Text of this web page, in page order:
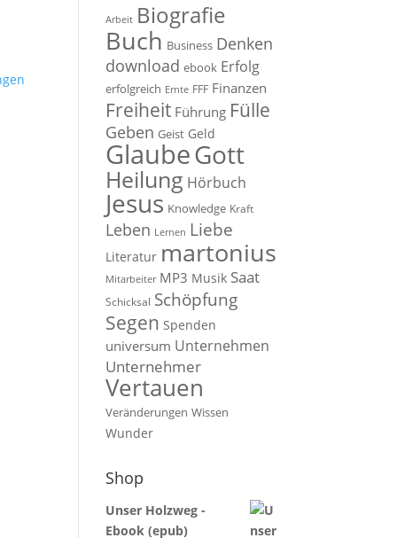
Arbeit Biografie
Buch Business Denken
download ebook Erfolg
erfolgreich Ernte FFF Finanzen
Freiheit Führung Fülle
Geben Geist Geld
GlaubeGott
Heilung Hörbuch
Jesus Knowledge Kraft
Leben Lernen Liebe
Literatur martonius
Mitarbeiter MP3 Musik Saat
Schicksal Schöpfung
Segen Spenden
universum Unternehmen
Unternehmer
Vertauen
Veränderungen Wissen
Wunder
Shop
Unser Holzweg -
Ebook (epub)